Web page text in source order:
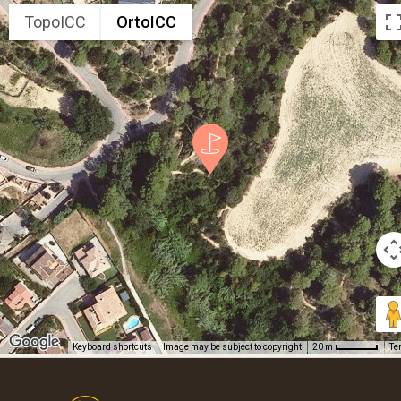
TopoICC OrtoICC
Keyboard shortcuts Image may be subject to copyright 20 m